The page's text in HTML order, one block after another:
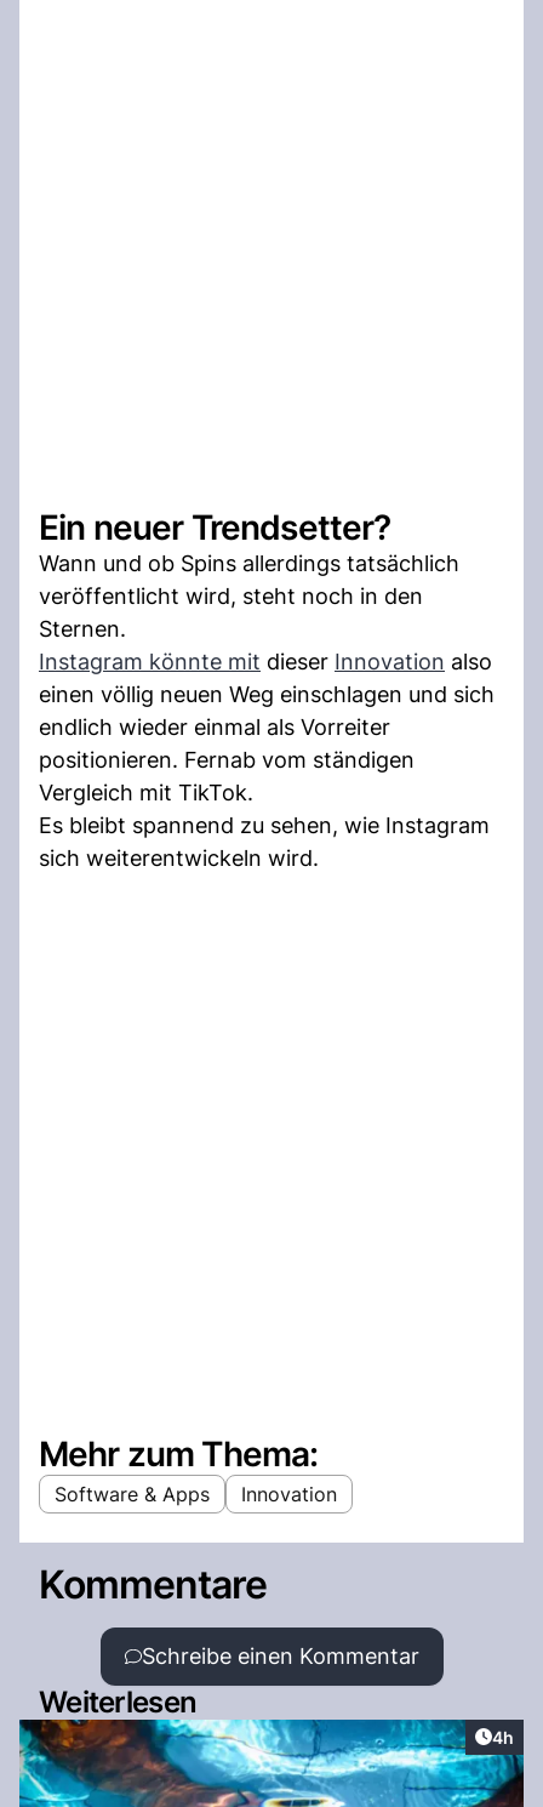
Ein neuer Trendsetter?
Wann und ob Spins allerdings tatsächlich
veröffentlicht wird, steht noch in den
Sternen.
Instagram könnte mit dieser Innovation also
einen völlig neuen Weg einschlagen und sich
endlich wieder einmal als Vorreiter
positionieren. Fernab vom ständigen
Vergleich mit TikTok.
Es bleibt spannend zu sehen, wie Instagram
sich weiterentwickeln wird.
Mehr zum Thema:
Software & Apps Innovation
Kommentare
Schreibe einen Kommentar
Weiterlesen
4h